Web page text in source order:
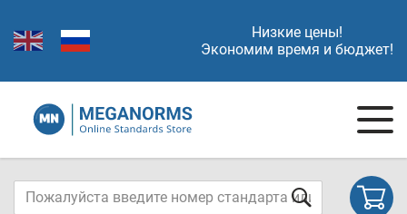
Низкие цены!
Экономим время и бюджет!